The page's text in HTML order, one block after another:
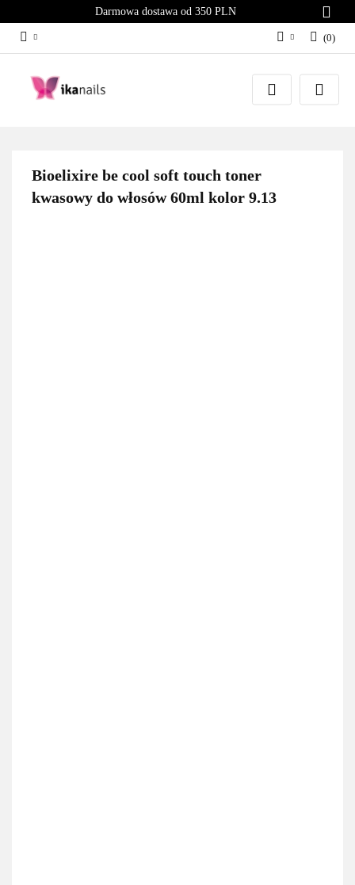
Darmowa dostawa od 350 PLN
Zaloguj się
Załóż konto
(0)
Bioelixire be cool soft touch toner
kwasowy do włosów 60ml kolor 9.13